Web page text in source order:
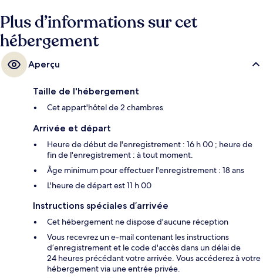
Plus d’informations sur cet
hébergement
Aperçu
Taille de l'hébergement
Cet appart'hôtel de 2 chambres
Arrivée et départ
Heure de début de l'enregistrement : 16 h 00 ; heure de
fin de l'enregistrement : à tout moment.
Âge minimum pour effectuer l'enregistrement : 18 ans
L'heure de départ est 11 h 00
Instructions spéciales d’arrivée
Cet hébergement ne dispose d'aucune réception
Vous recevrez un e-mail contenant les instructions
d’enregistrement et le code d'accès dans un délai de
24 heures précédant votre arrivée. Vous accéderez à votre
hébergement via une entrée privée.